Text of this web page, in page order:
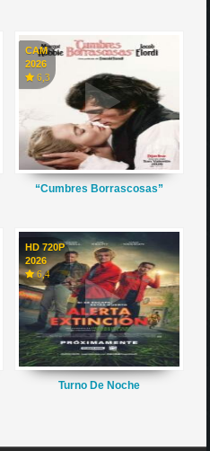
CAM
2026
6,3
“Cumbres Borrascosas”
HD 720P
2026
6,4
Turno De Noche